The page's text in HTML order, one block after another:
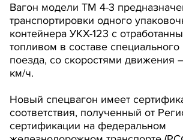
Вагон модели ТМ 4-3
транспортировки одного
контейнера УКХ-123 с
топливом в составе специального
поезда, со скоростями движения
км/ч.
Новый спецвагон имеет
соответствия, полученный от
сертификации на федеральном